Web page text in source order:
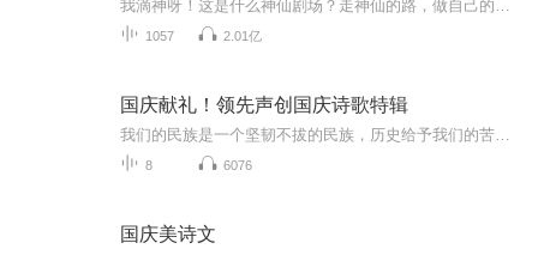
1057 2.01亿
国庆献礼！领先声创国庆诗歌特辑
8 6076
国庆美诗文